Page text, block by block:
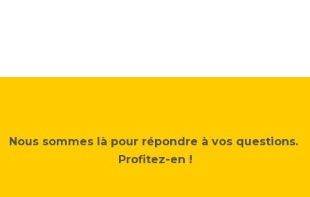
Nous sommes là pour répondre à vos questions.
Profitez-en !